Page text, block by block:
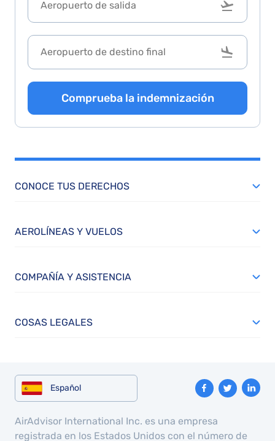
Comprueba la indemnización
CONOCE TUS DERECHOS
AEROLÍNEAS Y VUELOS
COMPAÑÍA Y ASISTENCIA
COSAS LEGALES
Español
AirAdvisor International Inc. es una empresa
registrada en los Estados Unidos con el número de